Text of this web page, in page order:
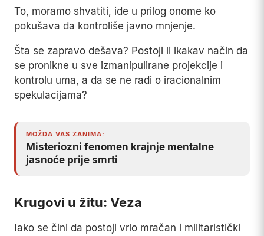
To, moramo shvatiti, ide u prilog onome ko
pokušava da kontroliše javno mnjenje.
Šta se zapravo dešava? Postoji li ikakav način da
se pronikne u sve izmanipulirane projekcije i
kontrolu uma, a da se ne radi o iracionalnim
spekulacijama?
MOŽDA VAS ZANIMA:
Misteriozni fenomen krajnje mentalne
jasnoće prije smrti
Krugovi u žitu: Veza
Iako se čini da postoji vrlo mračan i militaristički